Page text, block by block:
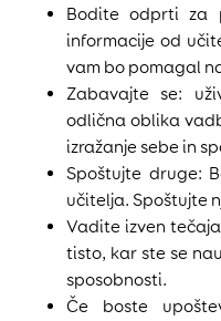
Bodite odprti za
informacije od
vam bo pomagal
Zabavajte se:
odlična oblika
izražanje sebe in
Spoštujte druge:
učitelja. Spoštujte
Vadite izven
tisto, kar ste se
sposobnosti.
Če boste